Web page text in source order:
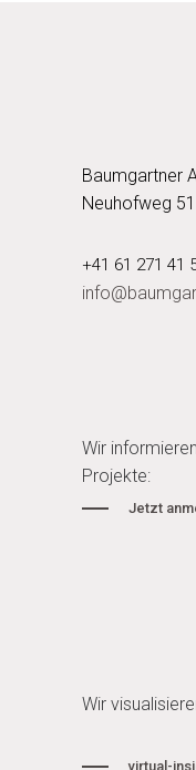
Baumgartner
Neuhofweg
+41 61 271 41
Wir
Projekte:
Jetzt
Wir
virtual-